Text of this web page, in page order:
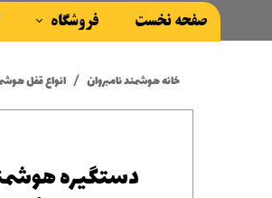
صفحه نخست فروشگاه
خانه هوشمند نامبروان انواع قفل